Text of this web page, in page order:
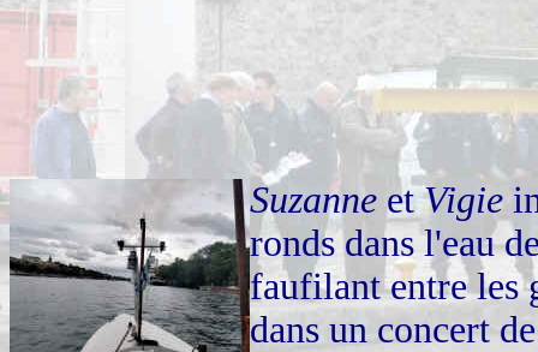
Suzanne etVigie
ronds dans l'eau
faufilant entre les
dans un concert